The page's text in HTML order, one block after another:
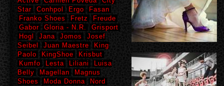
Star
Conhpol Ergo
Fasan
Franko Shoes
Fretz
Freude
Gabor
Gloria - N.R.
Grisport
Hogl
Jana Jomos
Josef
Seibel
Juan Maestre
King
Paolo
KingShoe
Krisbut
Kumfo
Lesta Liliani
Luisa
Belly
Magellan
Magnus
Shoes
Moda Donna
Nord